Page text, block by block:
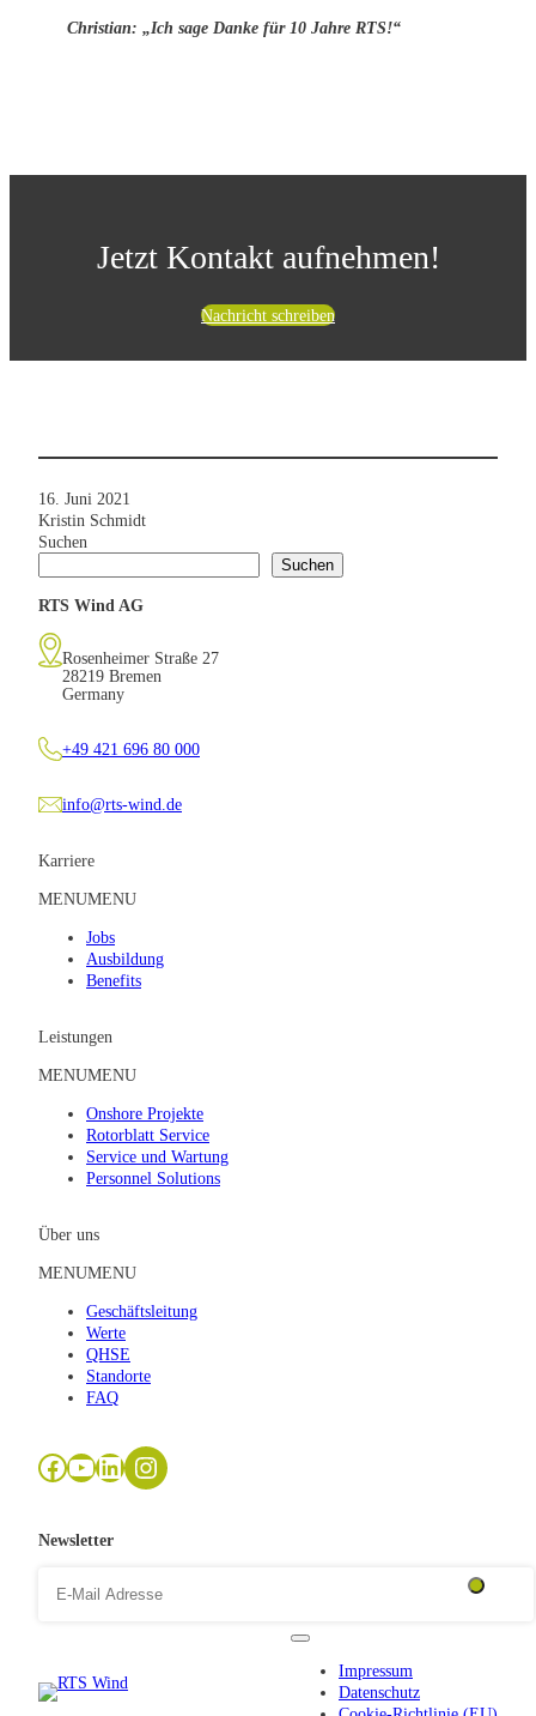
Christian: „Ich sage Danke für 10 Jahre RTS!“
Jetzt Kontakt aufnehmen!
Nachricht schreiben
16. Juni 2021
Kristin Schmidt
Suchen
Suchen
RTS Wind AG
Rosenheimer Straße 27
28219 Bremen
Germany
+49 421 696 80 000
info@rts-wind.de
Karriere
MENUMENU
Jobs
Ausbildung
Benefits
Leistungen
MENUMENU
Onshore Projekte
Rotorblatt Service
Service und Wartung
Personnel Solutions
Über uns
MENUMENU
Geschäftsleitung
Werte
QHSE
Standorte
FAQ
Facebook YouTube LinkedIn
Newsletter
Impressum
Datenschutz